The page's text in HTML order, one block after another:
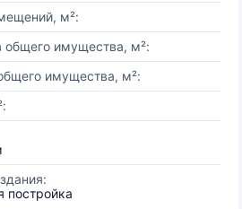
м²:
общего имущества, м²:
имущества, м²:
постройка